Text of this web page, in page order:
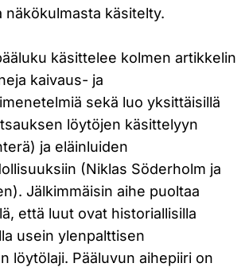
näkökulmasta käsitelty.
käsittelee kolmen artikkelin
kaivaus- ja
sekä luo yksittäisillä
löytöjen käsittelyyn
ja eläinluiden
(Niklas Söderholm ja
Jälkimmäisin aihe puoltaa
että luut ovat historiallisilla
usein ylenpalttisen
löytölaji. Pääluvun aihepiiri on